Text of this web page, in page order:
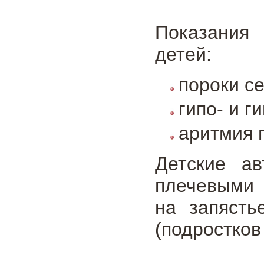
детей:
пороки
гипо- и
аритмия
Детские
плечевыми
на